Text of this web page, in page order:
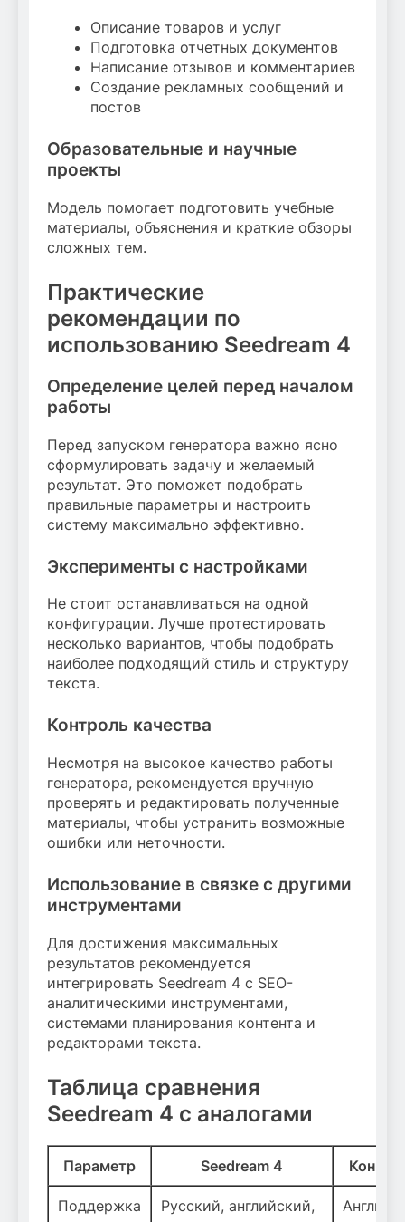
Описание товаров и услуг
Подготовка отчетных документов
Написание отзывов и комментариев
Создание рекламных сообщений и
постов
Образовательные и научные
проекты
Модель помогает подготовить учебные
материалы, объяснения и краткие обзоры
сложных тем.
Практические
рекомендации по
использованию Seedream 4
Определение целей перед началом
работы
Перед запуском генератора важно ясно
сформулировать задачу и желаемый
результат. Это поможет подобрать
правильные параметры и настроить
систему максимально эффективно.
Эксперименты с настройками
Не стоит останавливаться на одной
конфигурации. Лучше протестировать
несколько вариантов, чтобы подобрать
наиболее подходящий стиль и структуру
текста.
Контроль качества
Несмотря на высокое качество работы
генератора, рекомендуется вручную
проверять и редактировать полученные
материалы, чтобы устранить возможные
ошибки или неточности.
Использование в связке с другими
инструментами
Для достижения максимальных
результатов рекомендуется
интегрировать Seedream 4 с SEO-
аналитическими инструментами,
системами планирования контента и
редакторами текста.
Таблица сравнения
Seedream 4 с аналогами
Параметр Seedream 4
Поддержка
Русский, английский,